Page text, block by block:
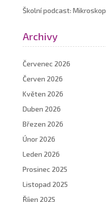
Školní podcast: Mikroskop
Archivy
Červenec 2026
Červen 2026
Květen 2026
Duben 2026
Březen 2026
Únor 2026
Leden 2026
Prosinec 2025
Listopad 2025
Říjen 2025